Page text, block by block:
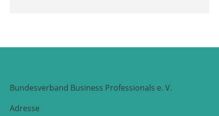
Bundesverband Business Professionals e. V.
Adresse